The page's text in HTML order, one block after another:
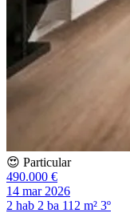
😍 Particular
490.000 €
14 mar 2026
2 hab 2 ba 112 m² 3º